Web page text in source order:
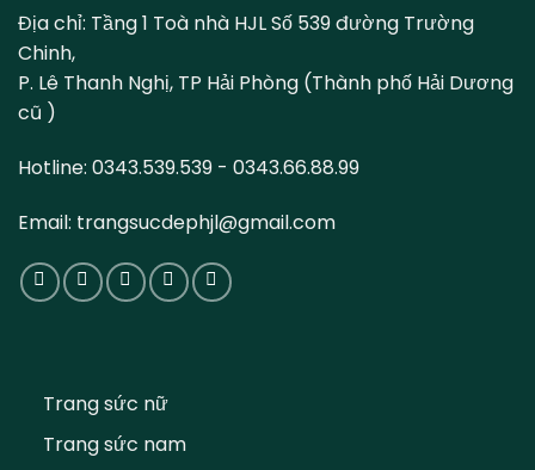
Địa chỉ: Tầng 1 Toà nhà HJL Số 539 đường Trường
Chinh,
P. Lê Thanh Nghị, TP Hải Phòng (Thành phố Hải Dương
cũ )
Hotline: 0343.539.539 - 0343.66.88.99
Email: trangsucdephjl@gmail.com
Trang sức nữ
Trang sức nam